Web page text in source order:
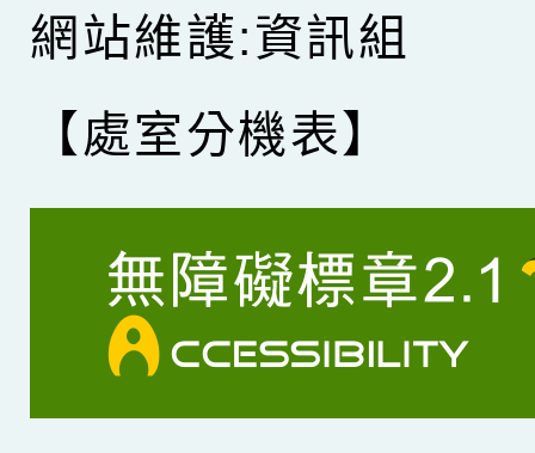
網站維護:資訊組
【處室分機表】